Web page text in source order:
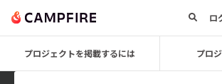
ロ
プロジェクトを掲載するには プロ